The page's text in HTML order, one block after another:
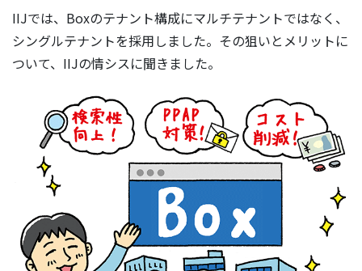
IIJでは、Boxのテナント構成にマルチテナントではなく、
シングルテナントを採用しました。その狙いとメリットに
ついて、IIJの情シスに聞きました。